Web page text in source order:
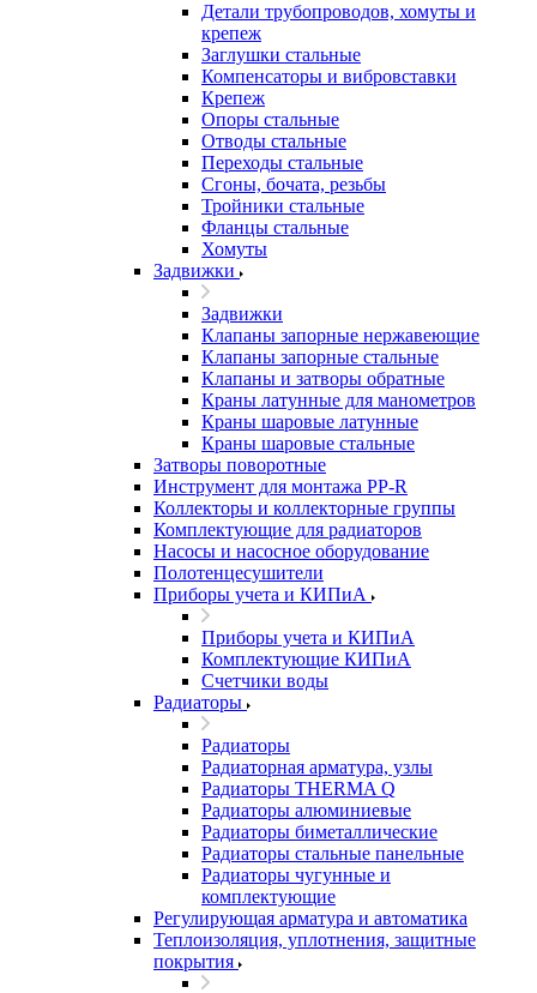
Детали трубопроводов, хомуты и
крепеж
Заглушки стальные
Компенсаторы и вибровставки
Крепеж
Опоры стальные
Отводы стальные
Переходы стальные
Сгоны, бочата, резьбы
Тройники стальные
Фланцы стальные
Хомуты
Задвижки
Задвижки
Клапаны запорные нержавеющие
Клапаны запорные стальные
Клапаны и затворы обратные
Краны латунные для манометров
Краны шаровые латунные
Краны шаровые стальные
Затворы поворотные
Инструмент для монтажа PP-R
Коллекторы и коллекторные группы
Комплектующие для радиаторов
Насосы и насосное оборудование
Полотенцесушители
Приборы учета и КИПиА
Приборы учета и КИПиА
Комплектующие КИПиА
Счетчики воды
Радиаторы
Радиаторы
Радиаторная арматура, узлы
Радиаторы THERMA Q
Радиаторы алюминиевые
Радиаторы биметаллические
Радиаторы стальные панельные
Радиаторы чугунные и
комплектующие
Регулирующая арматура и автоматика
Теплоизоляция, уплотнения, защитные
покрытия